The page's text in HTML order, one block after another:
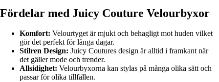
Fördelar med Juicy Couture Velourbyxor
Komfort: Velourtyget är mjukt och behagligt mot huden vilket
gör det perfekt för långa dagar.
Stilren Design: Juicy Coutures design är alltid i framkant när
det gäller mode och trender.
Allsidighet: Velourbyxorna kan stylas på många olika sätt och
passar för olika tillfällen.